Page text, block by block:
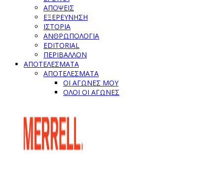
ΑΠΟΨΕΙΣ
ΕΞΕΡΕΥΝΗΣΗ
ΙΣΤΟΡΙΑ
ΑΝΘΡΩΠΟΛΟΓΙΑ
EDITORIAL
ΠΕΡΙΒΑΛΛΟΝ
ΑΠΟΤΕΛΕΣΜΑΤΑ
ΑΠΟΤΕΛΕΣΜΑΤΑ
ΟΙ ΑΓΩΝΕΣ ΜΟΥ
ΟΛΟΙ ΟΙ ΑΓΩΝΕΣ